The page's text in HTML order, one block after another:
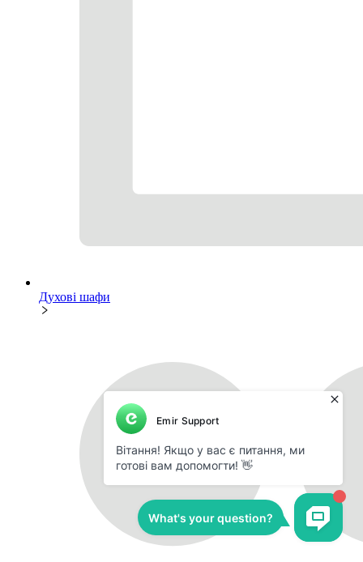
Духові шафи